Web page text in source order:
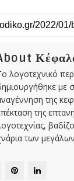
λογοτεχνικό
με
της
της
των